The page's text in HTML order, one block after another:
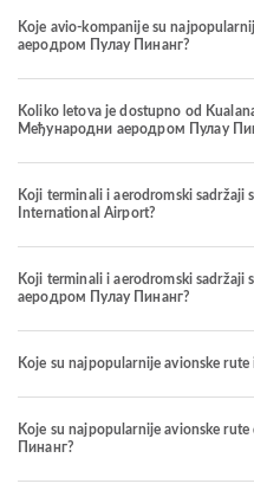
Koje avio-kompanije su
аеродром Пулау Пинанг?
Koliko letova je dostupno od
Међународни аеродром Пулау
Koji terminali i aerodromski sadržaji
International Airport?
Koji terminali i aerodromski
аеродром Пулау Пинанг?
Koje su najpopularnije avionske
Koje su najpopularnije avionske
Пинанг?